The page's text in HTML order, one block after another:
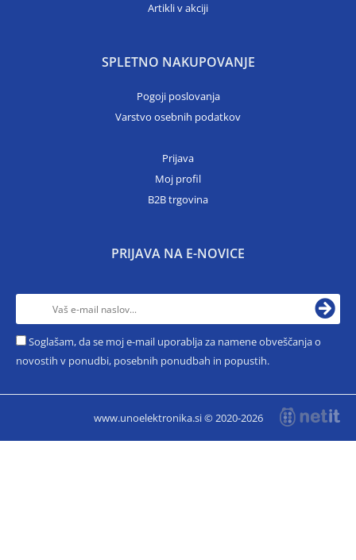
Artikli v akciji
SPLETNO NAKUPOVANJE
Pogoji poslovanja
Varstvo osebnih podatkov
Prijava
Moj profil
B2B trgovina
PRIJAVA NA E-NOVICE
Soglašam, da se moj e-mail uporablja za namene obveščanja o
novostih v ponudbi, posebnih ponudbah in popustih.
www.unoelektronika.si © 2020-2026